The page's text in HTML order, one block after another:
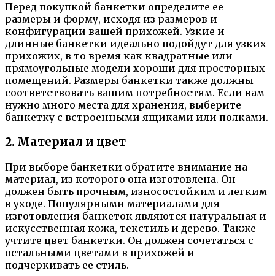
Перед покупкой банкетки определите ее
размеры и форму, исходя из размеров и
конфигурации вашей прихожей. Узкие и
длинные банкетки идеально подойдут для узких
прихожих, в то время как квадратные или
прямоугольные модели хороши для просторных
помещений. Размеры банкетки также должны
соответствовать вашим потребностям. Если вам
нужно много места для хранения, выберите
банкетку с встроенными ящиками или полками.
2. Материал и цвет
При выборе банкетки обратите внимание на
материал, из которого она изготовлена. Он
должен быть прочным, износостойким и легким
в уходе. Популярными материалами для
изготовления банкеток являются натуральная и
искусственная кожа, текстиль и дерево. Также
учтите цвет банкетки. Он должен сочетаться с
остальными цветами в прихожей и
подчеркивать ее стиль.